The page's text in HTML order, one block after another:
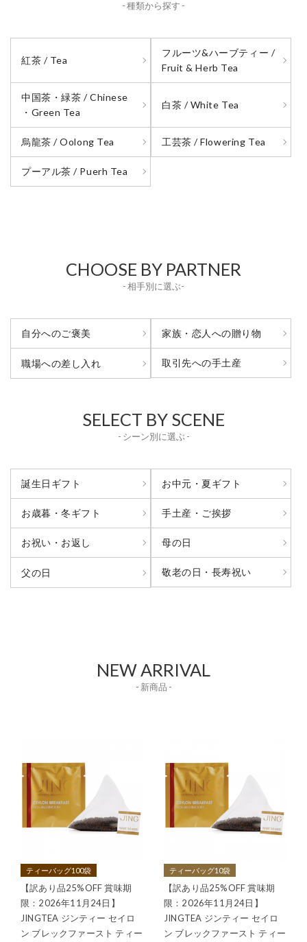
- 種類から探す -
紅茶 / Tea
フルーツ&ハーブティー /
Fruit & Herb Tea
中国茶・緑茶 / Chinese
・Green Tea
白茶 / White Tea
烏龍茶 / Oolong Tea 工芸茶 / Flowering Tea
プーアル茶 / Puerh Tea
CHOOSE BY PARTNER
- 相手別に選ぶ-
自分へのご褒美 家族・恋人への贈り物
職場への差し入れ 取引先への手土産
SELECT BY SCENE
- シーン別に選ぶ -
誕生日ギフト お中元・夏ギフト
お歳暮・冬ギフト 手土産・ご挨拶
お祝い・お返し 母の日
父の日 敬老の日・長寿祝い
NEW ARRIVAL
- 新商品 -
ティーバッグ100袋
【訳あり品25%OFF 賞味期
限：2026年11月24日】
JINGTEA ジンティー セイロ
ン ブレックファースト ティー
ティーバッグ10袋
【訳あり品25%OFF 賞味期
限：2026年11月24日】
JINGTEA ジンティー セイロ
ン ブレックファースト ティー